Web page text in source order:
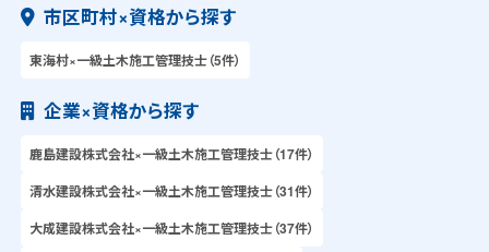
市区町村×資格から探す
東海村×一級土木施工管理技士（5件）
企業×資格から探す
鹿島建設株式会社×一級土木施工管理技士（17件）
清水建設株式会社×一級土木施工管理技士（31件）
大成建設株式会社×一級土木施工管理技士（37件）